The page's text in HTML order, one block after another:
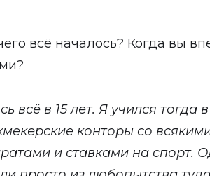
всё началось? Когда вы
всё в 15 лет. Я учился тогда
конторы со
и ставками на спорт.